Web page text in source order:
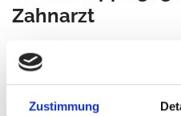
Zustimmung
Zahnarzt
Damit Sie sich als Patient im
ausgeliefert fühlen, ist eine
zwischen Ihnen und Ihrem